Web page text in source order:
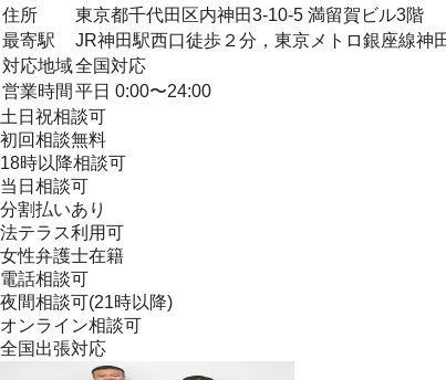
住所
東京都千代田区内神田3-10-5 満留賀ビル3階
最寄駅
JR神田駅西口徒歩２分，東京メトロ銀座線神
対応地域全国対応
営業時間 平日 0:00〜24:00
土日祝相談可
初回相談無料
18時以降相談可
当日相談可
分割払いあり
法テラス利用可
女性弁護士在籍
電話相談可
夜間相談可(21時以降)
オンライン相談可
全国出張対応